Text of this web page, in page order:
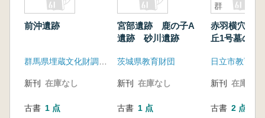
前沖遺跡
新刊 在庫なし
古書 1 点
宮部遺跡 鹿の子A
遺跡 砂川遺跡
茨城県教育財団
新刊 在庫なし
古書 1 点
群
赤羽横穴墓
丘1号墓の
日立市教育委
新刊 在庫なし
古書 2 点